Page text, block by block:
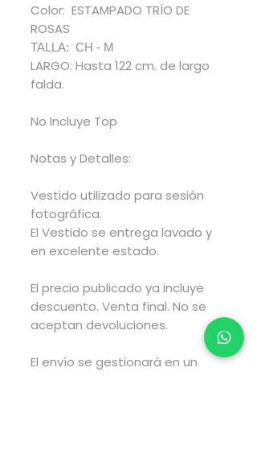
Color: ESTAMPADO TRÍO DE
ROSAS
TALLA: CH - M
LARGO: Hasta 122 cm. de largo
falda.
No Incluye Top
Notas y Detalles:
Vestido utilizado para sesión
fotográfica.
El Vestido se entrega lavado y
en excelente estado.
El precio publicado ya incluye
descuento. Venta final. No se
aceptan devoluciones.
El envío se gestionará en un